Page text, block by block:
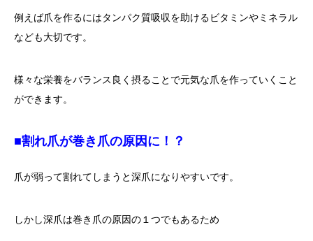
例えば爪を作るにはタンパク質吸収を助けるビタミンやミネラル
なども大切です。
様々な栄養をバランス良く摂ることで元気な爪を作っていくこと
ができます。
■割れ爪が巻き爪の原因に！？
爪が弱って割れてしまうと深爪になりやすいです。
しかし深爪は巻き爪の原因の１つでもあるため